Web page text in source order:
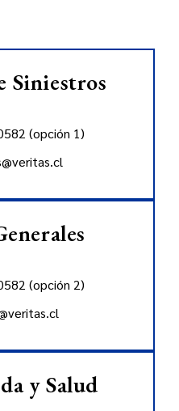
Siniestros
(opción 1)
(opción 2)
y Salud